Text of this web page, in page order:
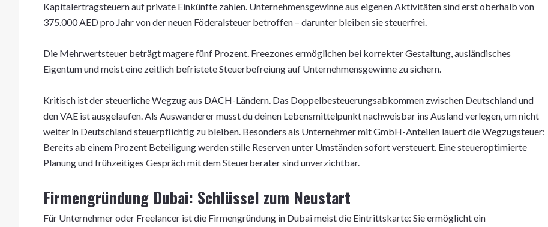
Kapitalertragsteuern auf private Einkünfte zahlen. Unternehmensgewinne aus eigenen Aktivitäten sind erst oberhalb von
375.000 AED pro Jahr von der neuen Föderalsteuer betroffen – darunter bleiben sie steuerfrei.
Die Mehrwertsteuer beträgt magere fünf Prozent. Freezones ermöglichen bei korrekter Gestaltung, ausländisches
Eigentum und meist eine zeitlich befristete Steuerbefreiung auf Unternehmensgewinne zu sichern.
Kritisch ist der steuerliche Wegzug aus DACH-Ländern. Das Doppelbesteuerungsabkommen zwischen Deutschland und
den VAE ist ausgelaufen. Als Auswanderer musst du deinen Lebensmittelpunkt nachweisbar ins Ausland verlegen, um nicht
weiter in Deutschland steuerpflichtig zu bleiben. Besonders als Unternehmer mit GmbH-Anteilen lauert die Wegzugsteuer:
Bereits ab einem Prozent Beteiligung werden stille Reserven unter Umständen sofort versteuert. Eine steueroptimierte
Planung und frühzeitiges Gespräch mit dem Steuerberater sind unverzichtbar.
Firmengründung Dubai: Schlüssel zum Neustart
Für Unternehmer oder Freelancer ist die Firmengründung in Dubai meist die Eintrittskarte: Sie ermöglicht ein